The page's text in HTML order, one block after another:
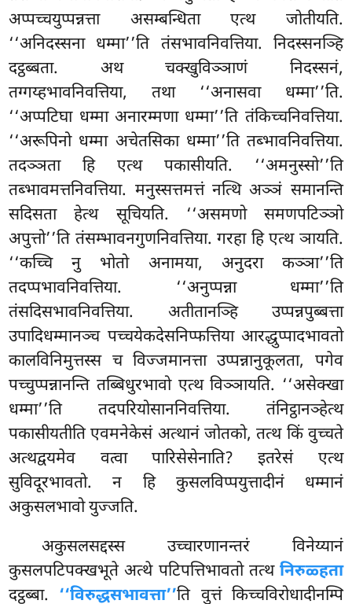
अप्पच्चयुप्पन्नत्ता असम्बन्धिता एत्थ जोतीयति.
‘‘अनिदस्सना धम्मा’’ति तंसभावनिवत्तिया. निदस्सनञ्हि
दट्ठब्बता. अथ चक्खुविञ्ञाणं निदस्सनं,
तग्गय्हभावनिवत्तिया, तथा ‘‘अनासवा धम्मा’’ति.
‘‘अप्पटिघा धम्मा अनारम्मणा धम्मा’’ति तंकिच्चनिवत्तिया.
‘‘अरूपिनो धम्मा अचेतसिका धम्मा’’ति तब्भावनिवत्तिया.
तदञ्ञता हि एत्थ पकासीयति. ‘‘अमनुस्सो’’ति
तब्भावमत्तनिवत्तिया. मनुस्सत्तमत्तं नत्थि अञ्ञं समानन्ति
सदिसता हेत्थ सूचियति. ‘‘असमणो समणपटिञ्ञो
अपुत्तो’’ति तंसम्भावनगुणनिवत्तिया. गरहा हि एत्थ ञायति.
‘‘कच्चि नु भोतो अनामया, अनुदरा कञ्ञा’’ति
तदप्पभावनिवत्तिया. ‘‘अनुप्पन्ना धम्मा’’ति
तंसदिसभावनिवत्तिया. अतीतानञ्हि उप्पन्नपुब्बत्ता
उपादिधम्मानञ्च पच्चयेकदेसनिप्फत्तिया आरद्धुप्पादभावतो
कालविनिमुत्तस्स च विज्जमानत्ता उप्पन्नानुकूलता, पगेव
पच्चुप्पन्नानन्ति तब्बिधुरभावो एत्थ विञ्ञायति. ‘‘असेक्खा
धम्मा’’ति तदपरियोसाननिवत्तिया. तंनिट्ठानञ्हेत्थ
पकासीयतीति एवमनेकेसं अत्थानं जोतको, तत्थ किं वुच्चते
अत्थद्वयमेव वत्वा पारिसेसेनाति? इतरेसं एत्थ
सुविदूरभावतो. न हि कुसलविप्पयुत्तादीनं धम्मानं
अकुसलभावो युज्जति.
अकुसलसद्दस्स उच्चारणानन्तरं विनेय्यानं
कुसलपटिपक्खभूते अत्थे पटिपत्तिभावतो तत्थ निरुळ्हता
दट्ठब्बा. ‘‘विरुद्धसभावत्ता’’ति वुत्तं किच्चविरोधादीनम्पि